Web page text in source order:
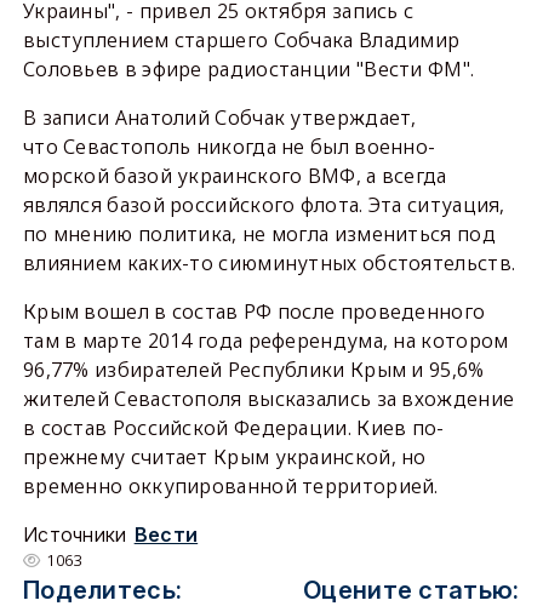
Украины", - привел 25 октября запись с
выступлением старшего Собчака Владимир
Соловьев в эфире радиостанции "Вести ФМ".
В записи Анатолий Собчак утверждает,
что Севастополь никогда не был военно-
морской базой украинского ВМФ, а всегда
являлся базой российского флота. Эта ситуация,
по мнению политика, не могла измениться под
влиянием каких-то сиюминутных обстоятельств.
Крым вошел в состав РФ после проведенного
там в марте 2014 года референдума, на котором
96,77% избирателей Республики Крым и 95,6%
жителей Севастополя высказались за вхождение
в состав Российской Федерации. Киев по-
прежнему считает Крым украинской, но
временно оккупированной территорией.
Источники Вести
1063
Поделитесь: Оцените статью: